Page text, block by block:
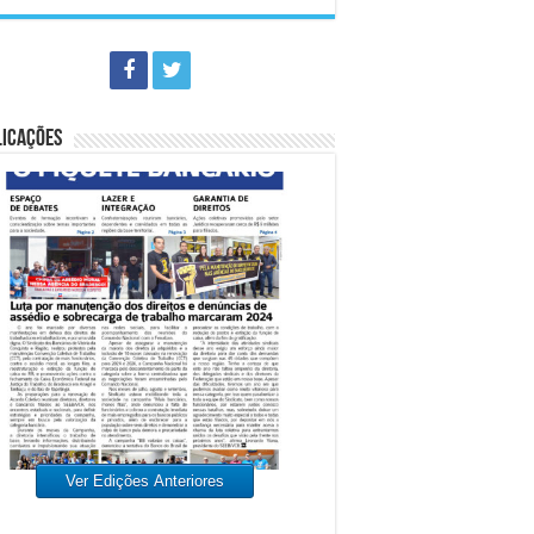
Ver Edições Anteriores